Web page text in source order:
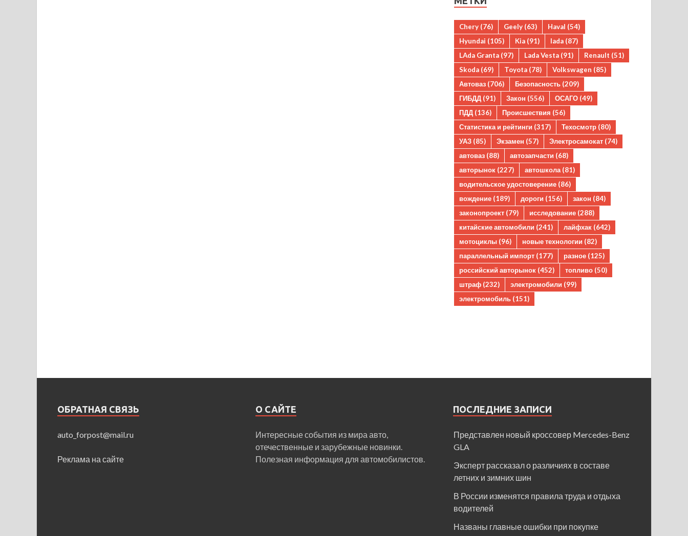
Chery (76) Geely (63) Haval (54)
Hyundai (105) Kia (91) lada (87)
LAda Granta (97) Lada Vesta (91) Renault (51)
Skoda (69) Toyota (78) Volkswagen (85)
Автоваз (706) Безопасность (209)
ГИБДД (91) Закон (556) ОСАГО (49)
ПДД (136) Происшествия (56)
Статистика и рейтинги (317) Техосмотр (80)
УАЗ (85) Экзамен (57) Электросамокат (74)
автоваз (88) автозапчасти (68)
авторынок (227) автошкола (81)
водительское удостоверение (86)
вождение (189) дороги (156) закон (84)
законопроект (79) исследование (288)
китайские автомобили (241) лайфхак (642)
мотоциклы (96) новые технологии (82)
параллельный импорт (177) разное (125)
российский авторынок (452) топливо (50)
штраф (232) электромобили (99)
электромобиль (151)
ОБРАТНАЯ СВЯЗЬ
auto_forpost@mail.ru
Реклама на сайте
О САЙТЕ
Интересные события из мира авто,
отечественные и зарубежные новинки.
Полезная информация для автомобилистов.
ПОСЛЕДНИЕ ЗАПИСИ
Представлен новый кроссовер Mercedes-Benz
GLA
Эксперт рассказал о различиях в составе
летних и зимних шин
В России изменятся правила труда и отдыха
водителей
Названы главные ошибки при покупке